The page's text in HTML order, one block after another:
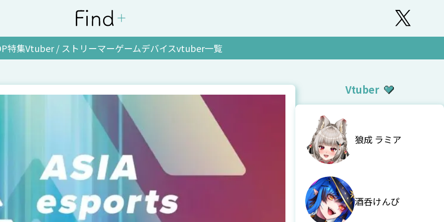
特集Vtuber / ストリーマーゲームデバイスvtuber一覧
Vtuber
狼成 ラミア
酒呑けんぴ